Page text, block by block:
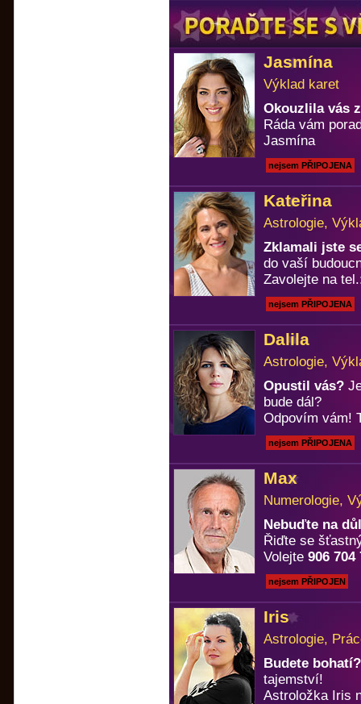
Jasmína
Výklad karet
Okouzlila vás
Ráda vám
Jasmína
nejsem PŘIPOJENA
Kateřina
Astrologie,
Zklamali jste
do vaší
Zavolejte na
nejsem PŘIPOJENA
Dalila
Astrologie,
Opustil vás?
bude dál?
Odpovím vám!
nejsem PŘIPOJENA
Max
Numerologie,
Nebuďte na
Řiďte se
Volejte 906 704
nejsem PŘIPOJEN
Iris
Astrologie,
Budete bohatí?
tajemství!
Astroložka Iris